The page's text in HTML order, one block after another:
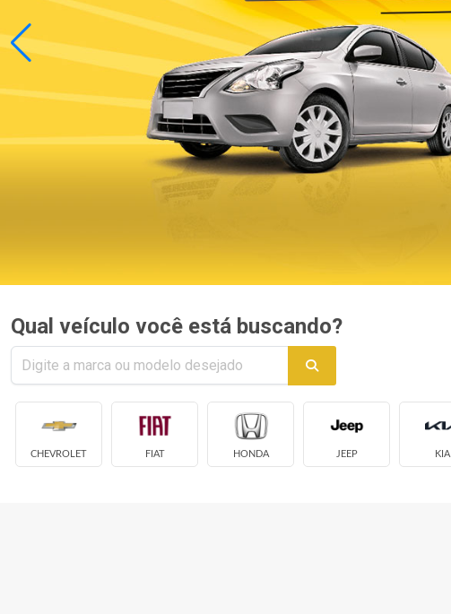
Qual veículo você está buscando?
CHEVROLET FIAT HONDA JEEP KIA